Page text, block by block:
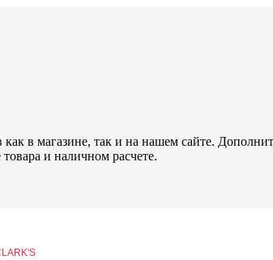
в магазине, так и на нашем сайте.
и наличном расчете.